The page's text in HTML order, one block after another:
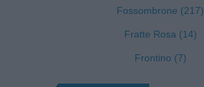
Fossombrone (217)
Fratte Rosa (14)
Frontino (7)